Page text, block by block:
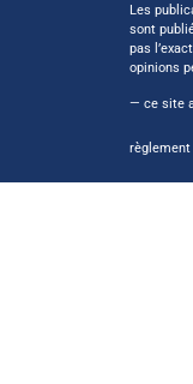
Les
sont
pas
opinions
— ce site
règlement